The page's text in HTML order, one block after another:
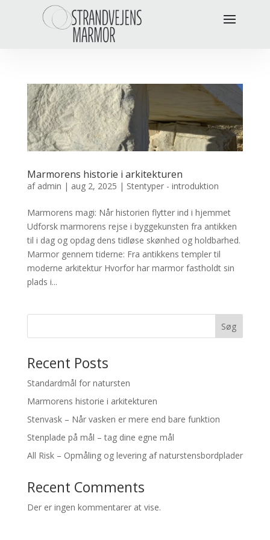
Marmorens historie i arkitekturen
af admin | aug 2, 2025 | Stentyper - introduktion
Marmorens magi: Når historien flytter ind i hjemmet
Udforsk marmorens rejse i byggekunsten fra antikken
til i dag og opdag dens tidløse skønhed og holdbarhed.
Marmor gennem tiderne: Fra antikkens templer til
moderne arkitektur Hvorfor har marmor fastholdt sin
plads i...
Søg
Recent Posts
Standardmål for natursten
Marmorens historie i arkitekturen
Stenvask – Når vasken er mere end bare funktion
Stenplade på mål – tag dine egne mål
All Risk – Opmåling og levering af naturstensbordplader
Recent Comments
Der er ingen kommentarer at vise.